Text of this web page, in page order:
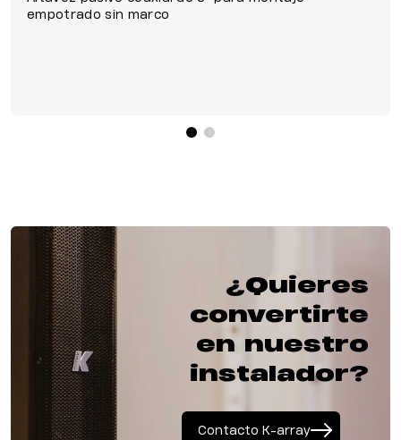
empotrado sin marco
¿Quieres
convertirte
en nuestro
instalador?
Contacto K-array